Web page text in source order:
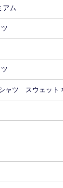
アム
ャツ スウェット